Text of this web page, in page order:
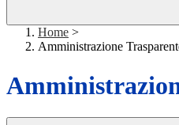
Home >
Amministrazione